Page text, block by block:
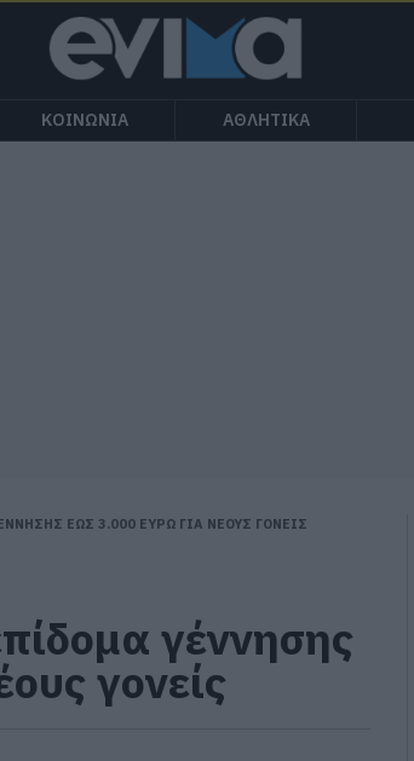
ΚΟΙΝΩΝΙΑ ΑΘΛΗΤΙΚΑ
ΕΩΣ 3.000 ΕΥΡΩ ΓΙΑ ΝΕΟΥΣ ΓΟΝΕΙΣ
γέννησης
γονείς